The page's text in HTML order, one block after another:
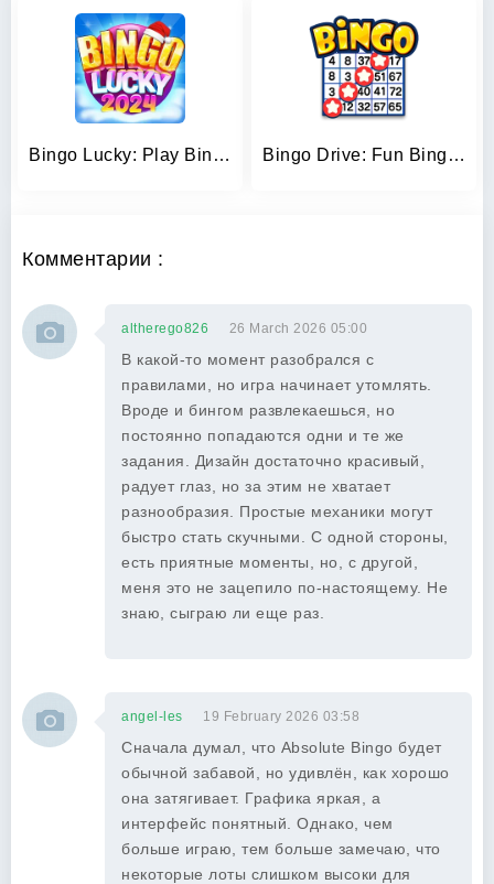
Bingo Lucky: Play Bingo Games Bingo Drive: Fun Bingo Games
Комментарии :
altherego826 26 March 2026 05:00
В какой-то момент разобрался с
правилами, но игра начинает утомлять.
Вроде и бингом развлекаешься, но
постоянно попадаются одни и те же
задания. Дизайн достаточно красивый,
радует глаз, но за этим не хватает
разнообразия. Простые механики могут
быстро стать скучными. С одной стороны,
есть приятные моменты, но, с другой,
меня это не зацепило по-настоящему. Не
знаю, сыграю ли еще раз.
angel-les 19 February 2026 03:58
Сначала думал, что Absolute Bingo будет
обычной забавой, но удивлён, как хорошо
она затягивает. Графика яркая, а
интерфейс понятный. Однако, чем
больше играю, тем больше замечаю, что
некоторые лоты слишком высоки для